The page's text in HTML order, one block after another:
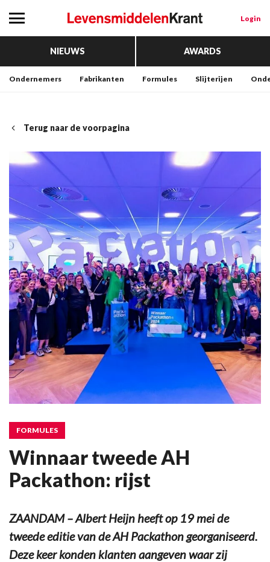
Login
NIEUWS AWARDS
Ondernemers Fabrikanten Formules Slijterijen
Terug naar de voorpagina
FORMULES
Winnaar tweede AH
Packathon: rijst
ZAANDAM – Albert Heijn heeft op 19 mei de
tweede editie van de AH Packathon georganiseerd.
Deze keer konden klanten aangeven waar zij